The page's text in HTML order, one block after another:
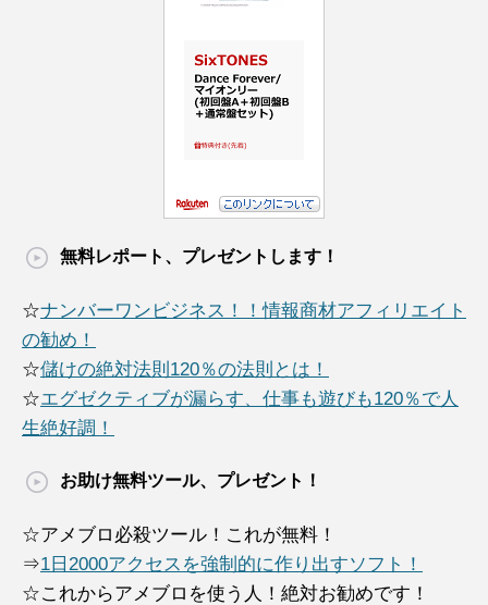
無料レポート、プレゼントします！
☆ナンバーワンビジネス！！情報商材アフィリエイト
の勧め！
☆儲けの絶対法則120％の法則とは！
☆エグゼクティブが漏らす、仕事も遊びも120％で人
生絶好調！
お助け無料ツール、プレゼント！
☆アメブロ必殺ツール！これが無料！
⇒1日2000アクセスを強制的に作り出すソフト！
☆これからアメブロを使う人！絶対お勧めです！